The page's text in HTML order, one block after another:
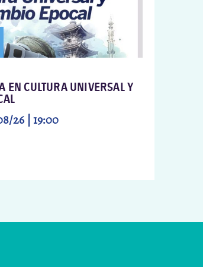
EN CULTURA UNIVERSAL Y
26 | 19:00